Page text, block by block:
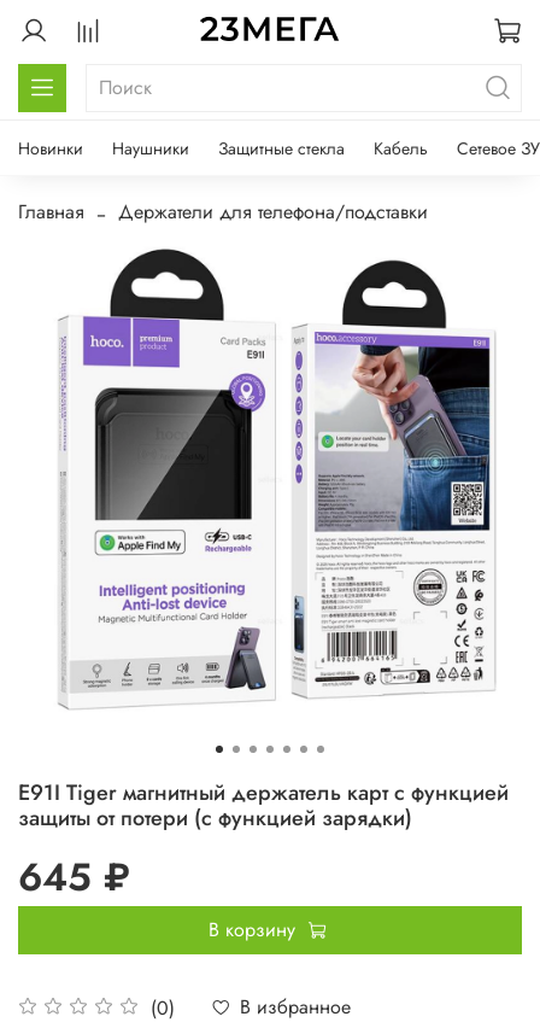
Новинки Наушники Защитные стекла Кабель Сетевое ЗУ
Главная Держатели для телефона/подставки
E91I Tiger магнитный держатель карт с функцией
защиты от потери (с функцией зарядки)
(0) В избранное
645 ₽
В корзину